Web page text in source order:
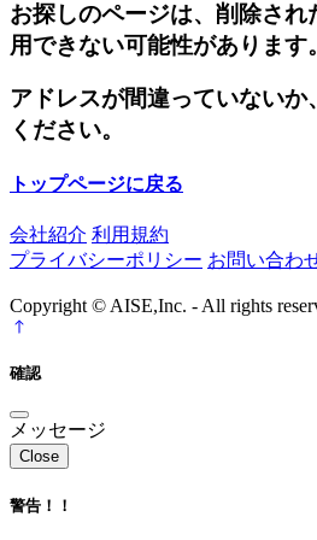
お探しのページは、削除され
用できない可能性があります。
アドレスが間違っていないか
ください。
トップページに戻る
会社紹介 利用規約
プライバシーポリシー お問い合わ
Copyright © AISE,Inc. - All rights
確認
メッセージ
Close
警告！！